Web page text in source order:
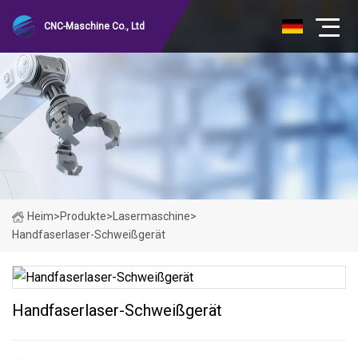
CNC-Maschine Co., Ltd
Heim>Produkte> Lasermaschine>
Handfaserlaser-Schweißgerät
Handfaserlaser-Schweißgerät